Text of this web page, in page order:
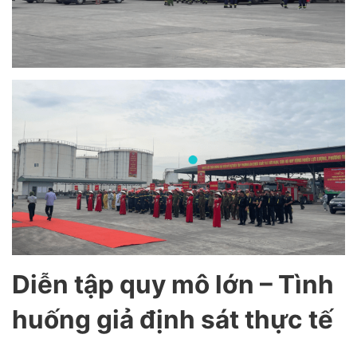
Diễn tập quy mô lớn – Tình
huống giả định sát thực tế